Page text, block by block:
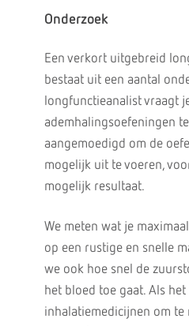
Onderzoek
Een verkort uitgebreid
bestaat uit een aantal
longfunctieanalist vraagt
ademhalingsoefeningen
aangemoedigd om de
mogelijk uit te voeren,
mogelijk resultaat.
We meten wat je
op een rustige en snelle
we ook hoe snel de
het bloed toe gaat. Als
inhalatiemedicijnen om te